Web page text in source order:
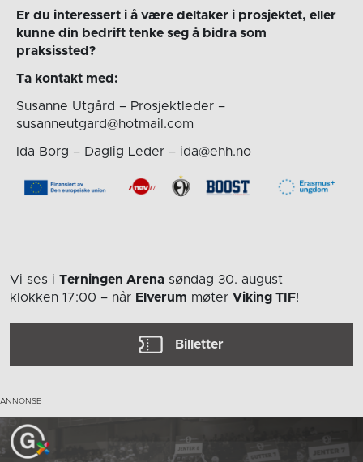
Er du interessert i å være deltaker i prosjektet, eller
kunne din bedrift tenke seg å bidra som
praksissted?
Ta kontakt med:
Susanne Utgård – Prosjektleder –
susanneutgard@hotmail.com
Ida Borg – Daglig Leder – ida@ehh.no
Vi ses i Terningen Arena søndag 30. august
klokken 17:00 – når Elverum møter Viking TIF!
Billetter